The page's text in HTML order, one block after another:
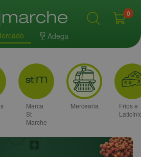
Adega
0
Marca
St
Marche
Mercearia
Frios e